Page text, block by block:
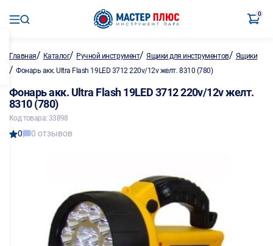
0
Главная/ Каталог/ Ручной инструмент/Ящики для инструментов/ Ящики
/ Фонарь акк. Ultra Flash 19LED 3712 220v/12v желт. 8310 (780)
Фонарь акк. Ultra Flash 19LED 3712 220v/12v желт.
8310 (780)
Код товара: 33898
0 0 отзывов